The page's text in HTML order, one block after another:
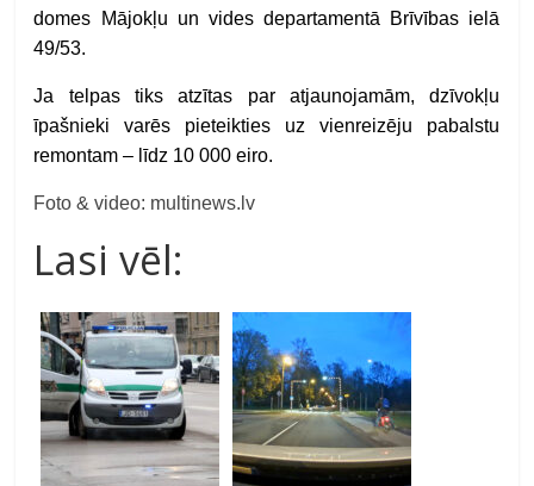
domes Mājokļu un vides departamentā Brīvības ielā
49/53.
Ja telpas tiks atzītas par atjaunojamām, dzīvokļu
īpašnieki varēs pieteikties uz vienreizēju pabalstu
remontam – līdz 10 000 eiro.
Foto & video: multinews.lv
Lasi vēl: